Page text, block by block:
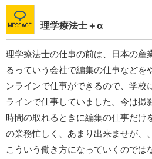
理学療法士＋α
理学療法士の仕事の前は、日本の産
るっていう会社で編集の仕事などを
ンラインで仕事ができるので、学校
ラインで仕事していました。今は撮
時間の取れるときに編集の仕事だけ
の業務忙しく、あまり出来ませが、
こういう働き方になっていくのでは